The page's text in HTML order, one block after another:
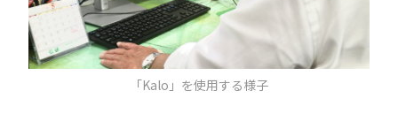
「Kalo」を使用する様子